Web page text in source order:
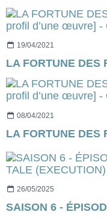
19/04/2021
08/04/2021
26/05/2025